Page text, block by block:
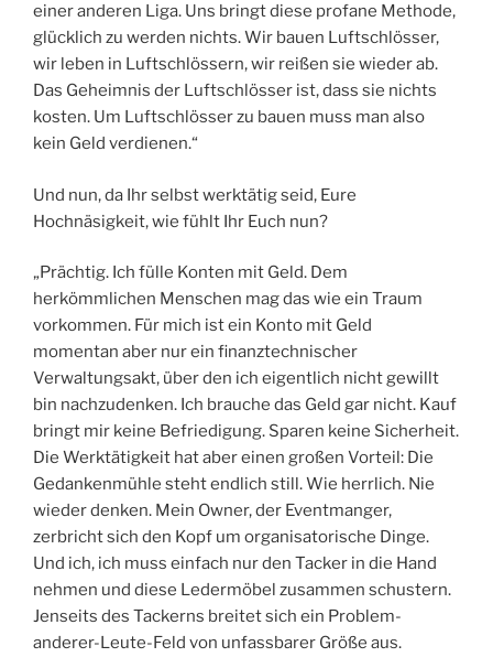
einer anderen Liga. Uns bringt diese profane Methode,
glücklich zu werden nichts. Wir bauen Luftschlösser,
wir leben in Luftschlössern, wir reißen sie wieder ab.
Das Geheimnis der Luftschlösser ist, dass sie nichts
kosten. Um Luftschlösser zu bauen muss man also
kein Geld verdienen.“
Und nun, da Ihr selbst werktätig seid, Eure
Hochnäsigkeit, wie fühlt Ihr Euch nun?
„Prächtig. Ich fülle Konten mit Geld. Dem
herkömmlichen Menschen mag das wie ein Traum
vorkommen. Für mich ist ein Konto mit Geld
momentan aber nur ein finanztechnischer
Verwaltungsakt, über den ich eigentlich nicht gewillt
bin nachzudenken. Ich brauche das Geld gar nicht. Kauf
bringt mir keine Befriedigung. Sparen keine Sicherheit.
Die Werktätigkeit hat aber einen großen Vorteil: Die
Gedankenmühle steht endlich still. Wie herrlich. Nie
wieder denken. Mein Owner, der Eventmanger,
zerbricht sich den Kopf um organisatorische Dinge.
Und ich, ich muss einfach nur den Tacker in die Hand
nehmen und diese Ledermöbel zusammen schustern.
Jenseits des Tackerns breitet sich ein Problem-
anderer-Leute-Feld von unfassbarer Größe aus.